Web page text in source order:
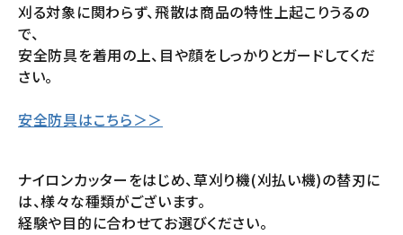
刈る対象に関わらず、飛散は商品の特性上起こりうるの
で、
安全防具を着用の上、目や顔をしっかりとガードしてくだ
さい。
安全防具はこちら＞＞
ナイロンカッターをはじめ、草刈り機(刈払い機)の替刃に
は、様々な種類がございます。
経験や目的に合わせてお選びください。